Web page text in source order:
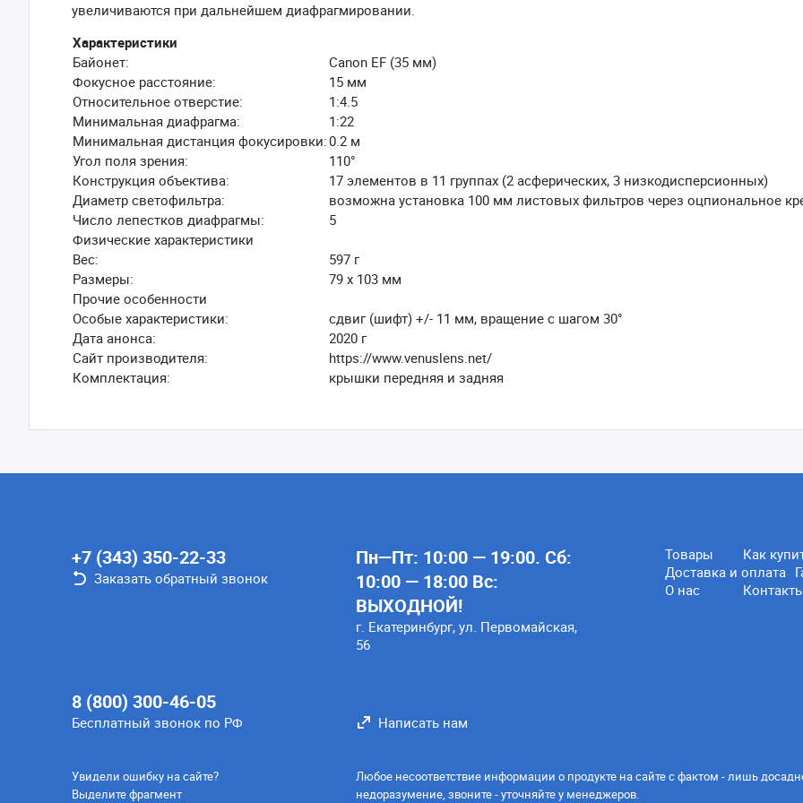
увеличиваются при дальнейшем диафрагмировании.
Характеристики
Байонет:
Canon EF (35 мм)
Фокусное расстояние:
15 мм
Относительное отверстие:
1:4.5
Минимальная диафрагма:
1:22
Минимальная дистанция фокусировки:0.2 м
Угол поля зрения:
110°
Конструкция объектива:
17 элементов в 11 группах (2 асферических, 3 низкодисперсионных)
Диаметр светофильтра:
возможна установка 100 мм листовых фильтров через оцпиональное
Число лепестков диафрагмы:
5
Физические характеристики
Вес:
597 г
Размеры:
79 х 103 мм
Прочие особенности
Особые характеристики:
сдвиг (шифт) +/- 11 мм, вращение с шагом 30°
Дата анонса:
2020 г
Сайт производителя:
https://www.venuslens.net/
Комплектация:
крышки передняя и задняя
+7 (343) 350-22-33
Заказать обратный звонок
8 (800) 300-46-05
Бесплатный звонок по РФ
Пн—Пт: 10:00 — 19:00. Сб:
10:00 — 18:00 Вс:
ВЫХОДНОЙ!
г. Екатеринбург, ул. Первомайская,
56
Товары
Как
Доставка и оплата
О нас
Написать нам
Увидели ошибку на сайте?
Выделите фрагмент
Любое несоответствие информации о продукте на сайте с фактом - лишь
недоразумение, звоните - уточняйте у менеджеров.